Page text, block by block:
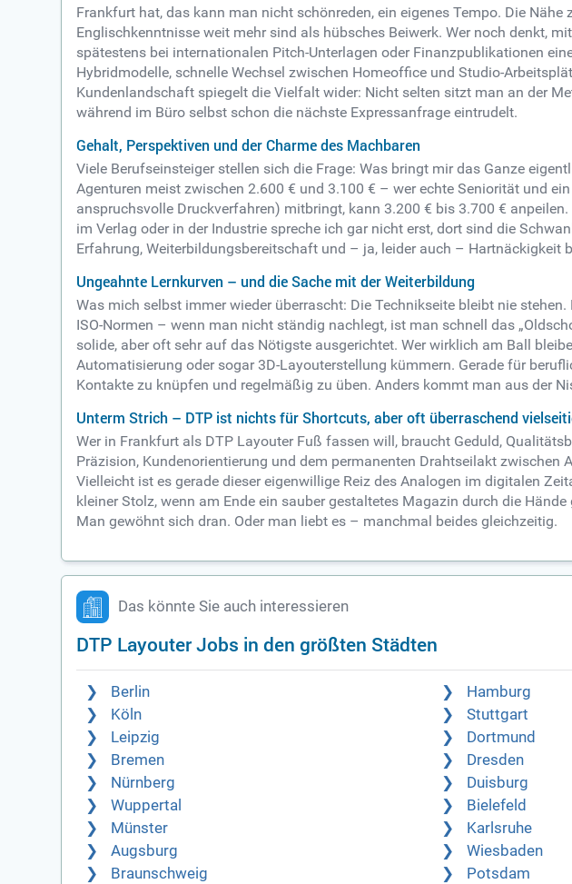
Frankfurt hat, das kann man nicht schönreden, ein eigenes Tempo. Die
Englischkenntnisse weit mehr sind als hübsches Beiwerk. Wer noch denkt,
spätestens bei internationalen Pitch-Unterlagen oder Finanzpublikationen
Hybridmodelle, schnelle Wechsel zwischen Homeoffice und Studio-
Kundenlandschaft spiegelt die Vielfalt wider: Nicht selten sitzt man an der
während im Büro selbst schon die nächste Expressanfrage eintrudelt.
Gehalt, Perspektiven und der Charme des Machbaren
Viele Berufseinsteiger stellen sich die Frage: Was bringt mir das Ganze
Agenturen meist zwischen 2.600 € und 3.100 € – wer echte Seniorität und
anspruchsvolle Druckverfahren) mitbringt, kann 3.200 € bis 3.700 €
im Verlag oder in der Industrie spreche ich gar nicht erst, dort sind die
Erfahrung, Weiterbildungsbereitschaft und – ja, leider auch – Hartnäckigkeit
Ungeahnte Lernkurven – und die Sache mit der Weiterbildung
Was mich selbst immer wieder überrascht: Die Technikseite bleibt nie
ISO-Normen – wenn man nicht ständig nachlegt, ist man schnell das
solide, aber oft sehr auf das Nötigste ausgerichtet. Wer wirklich am Ball
Automatisierung oder sogar 3D-Layouterstellung kümmern. Gerade für
Kontakte zu knüpfen und regelmäßig zu üben. Anders kommt man aus der
Unterm Strich – DTP ist nichts für Shortcuts, aber oft überraschend
Wer in Frankfurt als DTP Layouter Fuß fassen will, braucht Geduld,
Präzision, Kundenorientierung und dem permanenten Drahtseilakt
Vielleicht ist es gerade dieser eigenwillige Reiz des Analogen im digitalen
kleiner Stolz, wenn am Ende ein sauber gestaltetes Magazin durch die
Man gewöhnt sich dran. Oder man liebt es – manchmal beides gleichzeitig.
Das könnte Sie auch interessieren
DTP Layouter Jobs in den größten Städten
Berlin Hamburg
Köln
Stuttgart
Leipzig
Dortmund
Bremen
Dresden
Nürnberg
Duisburg
Wuppertal
Bielefeld
Münster
Karlsruhe
Augsburg
Wiesbaden
Braunschweig
Potsdam